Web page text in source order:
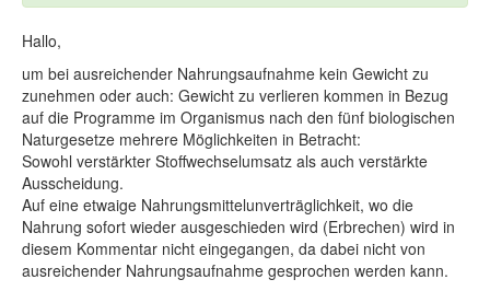
Hallo,
um bei ausreichender Nahrungsaufnahme kein Gewicht zu
zunehmen oder auch: Gewicht zu verlieren kommen in Bezug
auf die Programme im Organismus nach den fünf biologischen
Naturgesetze mehrere Möglichkeiten in Betracht:
Sowohl verstärkter Stoffwechselumsatz als auch verstärkte
Ausscheidung.
Auf eine etwaige Nahrungsmittelunverträglichkeit, wo die
Nahrung sofort wieder ausgeschieden wird (Erbrechen) wird in
diesem Kommentar nicht eingegangen, da dabei nicht von
ausreichender Nahrungsaufnahme gesprochen werden kann.